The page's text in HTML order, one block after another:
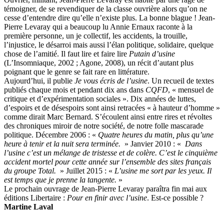
témoigner, de se revendiquer de la classe ouvrière alors qu’on ne
cesse d’entendre dire qu’elle n’existe plus. La bonne blague ! Jean-
Pierre Levaray qui a beaucoup lu Annie Ernaux raconte à la
première personne, un je collectif, les accidents, la trouille,
l’injustice, le désarroi mais aussi l’élan politique, solidaire, quelque
chose de l’amitié. Il faut lire et faire lire Putain d’usine
(L’Insomniaque, 2002 ; Agone, 2008), un récit d’autant plus
poignant que le genre se fait rare en littérature.
Aujourd’hui, il publie Je vous écris de l’usine. Un recueil de textes
publiés chaque mois et pendant dix ans dans CQFD, « mensuel de
critique et d’expérimentation sociales ». Dix années de luttes,
d’espoirs et de désespoirs sont ainsi retracées « à hauteur d’homme »
comme dirait Marc Bernard. S’écoulent ainsi entre rires et révoltes
des chroniques miroir de notre société, de notre folle mascarade
politique. Décembre 2006 : « Quatre heures du matin, plus qu’une
heure à tenir et la nuit sera terminée. » Janvier 2010 : « Dans
l’usine c’est un mélange de tristesse et de colère. C’est le cinquième
accident mortel pour cette année sur l’ensemble des sites français
du groupe Total. » Juillet 2015 : « L’usine me sort par les yeux. Il
est temps que je prenne la tangente. »
Le prochain ouvrage de Jean-Pierre Levaray paraîtra fin mai aux
éditions Libertaire : Pour en finir avec l’usine. Est-ce possible ?
Martine Laval